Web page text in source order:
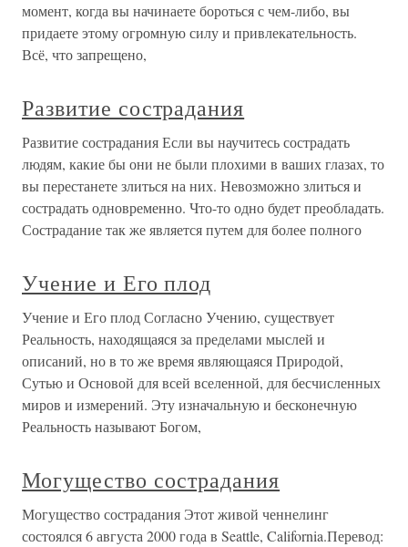
момент, когда вы начинаете бороться с чем-либо, вы
придаете этому огромную силу и привлекательность.
Всё, что запрещено,
Развитие сострадания
Развитие сострадания Если вы научитесь сострадать
людям, какие бы они не были плохими в ваших глазах, то
вы перестанете злиться на них. Невозможно злиться и
сострадать одновременно. Что-то одно будет преобладать.
Сострадание так же является путем для более полного
Учение и Его плод
Учение и Его плод Согласно Учению, существует
Реальность, находящаяся за пределами мыслей и
описаний, но в то же время являющаяся Природой,
Сутью и Основой для всей вселенной, для бесчисленных
миров и измерений. Эту изначальную и бесконечную
Реальность называют Богом,
Могущество сострадания
Могущество сострадания Этот живой ченнелинг
состоялся 6 августа 2000 года в Seattle, California.Перевод: